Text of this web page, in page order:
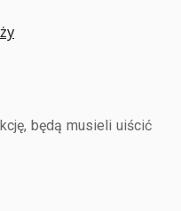
będą musieli uiścić